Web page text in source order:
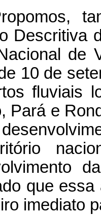
Descritiva
de
10 de
fluviais
Pará e
que
imediato